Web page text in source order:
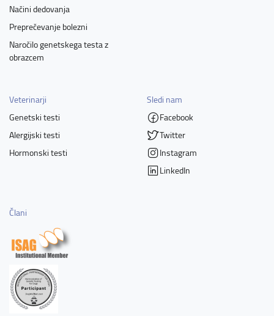
Načini dedovanja
Preprečevanje bolezni
Naročilo genetskega testa z
obrazcem
Veterinarji
Genetski testi
Alergijski testi
Hormonski testi
Sledi nam
Facebook
Twitter
Instagram
LinkedIn
Člani